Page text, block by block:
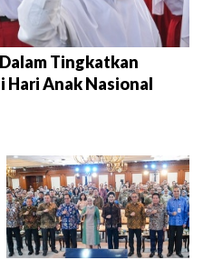
Tingkatkan
Hari Anak Nasional